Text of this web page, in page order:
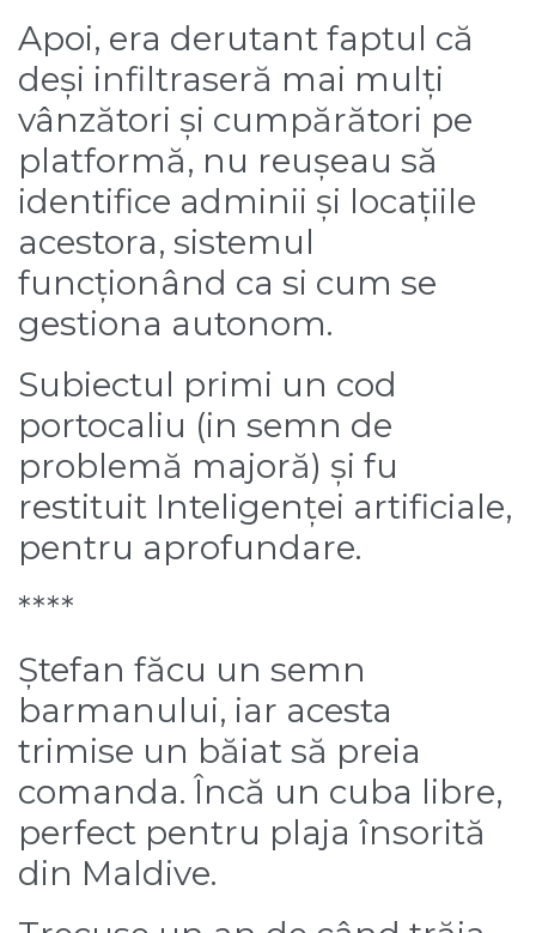
Apoi, era derutant faptul că
deși infiltraseră mai mulți
vânzători și cumpărători pe
platformă, nu reușeau să
identifice adminii și locațiile
acestora, sistemul
funcționând ca si cum se
gestiona autonom.
Subiectul primi un cod
portocaliu (in semn de
problemă majoră) și fu
restituit Inteligenței artificiale,
pentru aprofundare.
****
Ștefan făcu un semn
barmanului, iar acesta
trimise un băiat să preia
comanda. Încă un cuba libre,
perfect pentru plaja însorită
din Maldive.